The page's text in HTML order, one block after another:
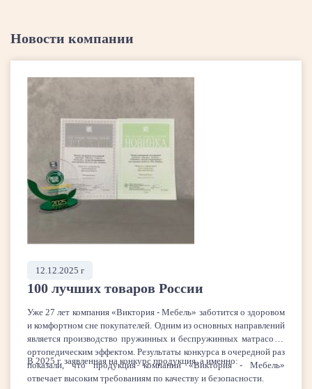
Новости компании
12.12.2025 г
100 лучших товаров России
Уже 27 лет компания «Виктория - Мебель» заботится о здоровом
и комфортном сне покупателей. Одним из основных направлений
является производство пружинных и беспружинных матрасов с
ортопедическим эффектом. Результаты конкурса в очередной раз
показали, что продукция компании «Виктория - Мебель»
отвечает высоким требованиям по качеству и безопасности.
В 2025 г. заявленная на конкурс продукция, а именно: